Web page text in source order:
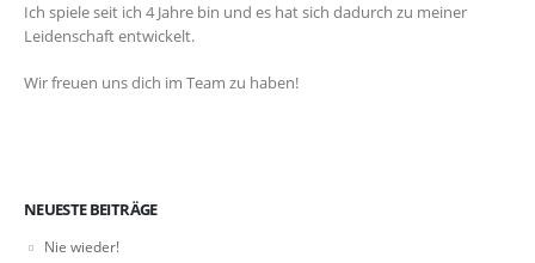
Ich spiele seit ich 4 Jahre bin und es hat sich dadurch zu meiner
Leidenschaft entwickelt.
Wir freuen uns dich im Team zu haben!
NEUESTE BEITRÄGE
Nie wieder!